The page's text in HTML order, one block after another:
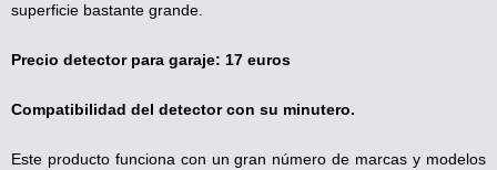
superficie bastante grande.
Precio detector para garaje: 17 euros
Compatibilidad del detector con su minutero.
Este producto funciona con un gran número de marcas y modelos